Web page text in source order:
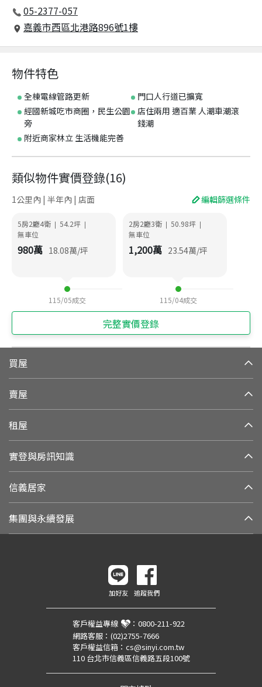
05-2377-057
嘉義市西區北港路896號1樓
物件特色
全棟電線管路更新
門口人行道已擴寬
經國新城吃市商圈，民生公園
旁
店住兩用 適百業 人潮車潮滾
錢潮
附近商家林立 生活機能完善
類似物件實價登錄(16)
1公里內 | 半年內 | 店面 編輯篩選條件
5房2廳4衛 | 54.2坪 |
無車位
980萬 18.08萬/坪
115/05成交
2房2廳3衛 | 50.98坪 |
無車位
1,200萬 23.54萬/坪
115/04成交
完整實價登錄
買屋
賣屋
租屋
實登與房訊知識
信義居家
集團與永續發展
加好友 追蹤我們
客戶權益專線 ： 0800-211-922
網路客服： (02)2755-7666
客戶權益信箱： cs@sinyi.com.tw
110 台北市信義區信義路五段100號